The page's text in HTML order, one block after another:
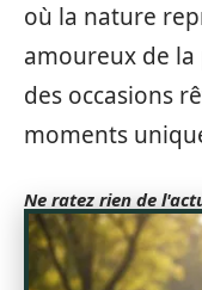
où la nature
amoureux de
des occasions
moments
Ne ratez rien de